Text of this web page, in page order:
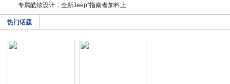
专属酷炫设计，全新Jeep⁺指南者加料上
热门话题